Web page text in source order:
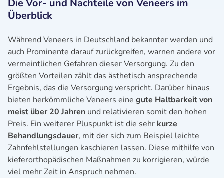
Überblick
Während Veneers in Deutschland bekannter werden und
auch Prominente darauf zurückgreifen, warnen andere vor
vermeintlichen Gefahren dieser Versorgung. Zu den
größten Vorteilen zählt das ästhetisch ansprechende
Ergebnis, das die Versorgung verspricht. Darüber hinaus
bieten herkömmliche Veneers eine gute Haltbarkeit von
meist über 20 Jahren und relativieren somit den hohen
Preis. Ein weiterer Pluspunkt ist die sehr kurze
Behandlungsdauer, mit der sich zum Beispiel leichte
Zahnfehlstellungen kaschieren lassen. Diese mithilfe von
kieferorthopädischen Maßnahmen zu korrigieren, würde
viel mehr Zeit in Anspruch nehmen.